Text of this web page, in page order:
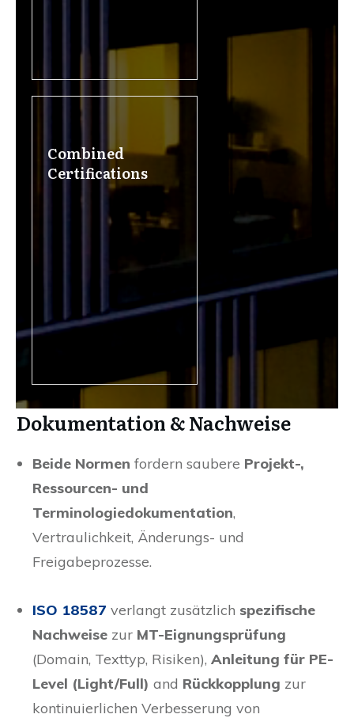
Combined
Certifications
Dokumentation & Nachweise
Beide Normen fordern saubere Projekt-,
Ressourcen- und
Terminologiedokumentation,
Vertraulichkeit, Änderungs- und
Freigabeprozesse.
ISO 18587 verlangt zusätzlich spezifische
Nachweise zur MT-Eignungsprüfung
(Domain, Texttyp, Risiken), Anleitung für PE-
Level (Light/Full) and Rückkopplung zur
kontinuierlichen Verbesserung von